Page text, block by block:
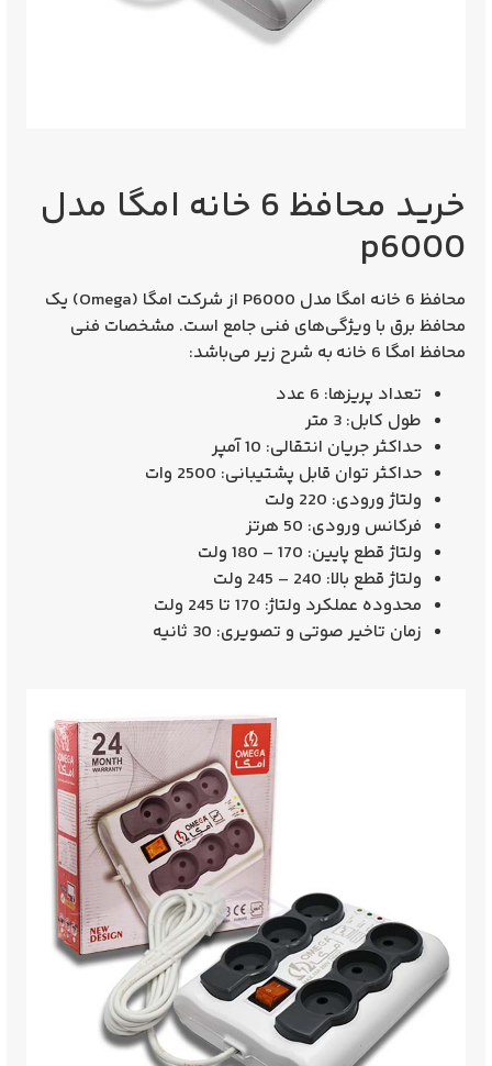
خرید محافظ 6 خانه امگا مدل
p6000
محافظ 6 خانه امگا مدل P6000 از شرکت امگا (Omega) یک
محافظ برق با ویژگی‌های فنی جامع است. مشخصات فنی
محافظ امگا 6 خانه به شرح زیر می‌باشد:
تعداد پریزها: 6 عدد
طول کابل: 3 متر
حداکثر جریان انتقالی: 10 آمپر
حداکثر توان قابل پشتیبانی: 2500 وات
ولتاژ ورودی: 220 ولت
فرکانس ورودی: 50 هرتز
ولتاژ قطع پایین: 170 – 180 ولت
ولتاژ قطع بالا: 240 – 245 ولت
محدوده عملکرد ولتاژ: 170 تا 245 ولت
زمان تاخیر صوتی و تصویری: 30 ثانیه